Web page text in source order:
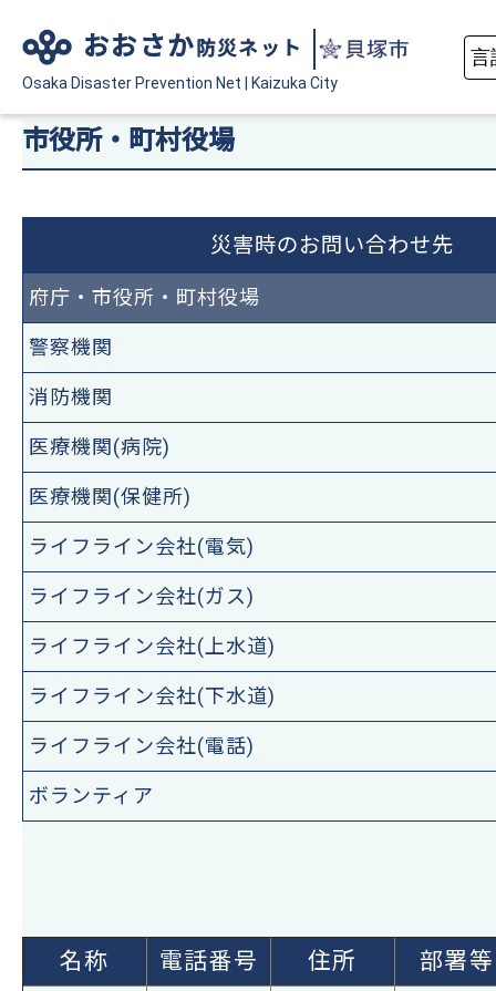
おおさか 防災ネット
Osaka Disaster Prevention Net Kaizuka City
市役所・町村役場
災害時のお問い合わせ先
府庁・市役所・町村役場
警察機関
消防機関
医療機関(病院)
医療機関(保健所)
ライフライン会社(電気)
ライフライン会社(ガス)
ライフライン会社(上水道)
ライフライン会社(下水道)
ライフライン会社(電話)
ボランティア
名称 電話番号 住所
部署等